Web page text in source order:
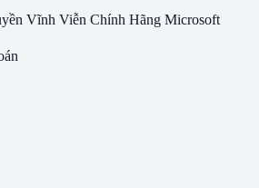
Vĩnh Viễn Chính Hãng Microsoft